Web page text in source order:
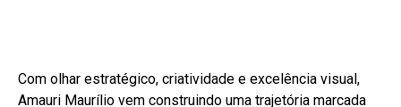
Com olhar estratégico, criatividade e excelência visual,
Amauri Maurílio vem construindo uma trajetória marcada